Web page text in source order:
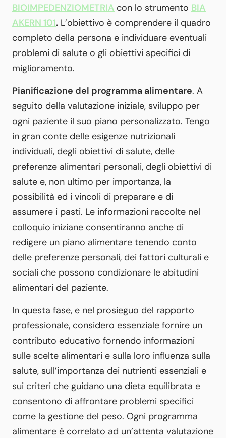
BIOIMPEDENZIOMETRIA con lo strumento BIA
AKERN 101. L’obiettivo è comprendere il quadro
completo della persona e individuare eventuali
problemi di salute o gli obiettivi specifici di
miglioramento.
Pianificazione del programma alimentare. A
seguito della valutazione iniziale, sviluppo per
ogni paziente il suo piano personalizzato. Tengo
in gran conte delle esigenze nutrizionali
individuali, degli obiettivi di salute, delle
preferenze alimentari personali, degli obiettivi di
salute e, non ultimo per importanza, la
possibilità ed i vincoli di preparare e di
assumere i pasti. Le informazioni raccolte nel
colloquio iniziane consentiranno anche di
redigere un piano alimentare tenendo conto
delle preferenze personali, dei fattori culturali e
sociali che possono condizionare le abitudini
alimentari del paziente.
In questa fase, e nel prosieguo del rapporto
professionale, considero essenziale fornire un
contributo educativo fornendo informazioni
sulle scelte alimentari e sulla loro influenza sulla
salute, sull’importanza dei nutrienti essenziali e
sui criteri che guidano una dieta equilibrata e
consentono di affrontare problemi specifici
come la gestione del peso. Ogni programma
alimentare è correlato ad un’attenta valutazione